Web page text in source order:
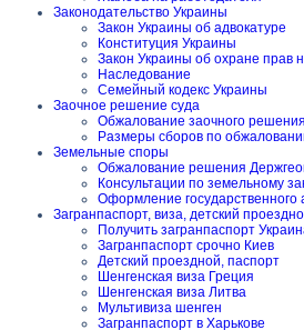
Законодательство Украины
Закон Украины об адвокатуре
Конституция Украины
Закон Украины об охране прав
Наследование
Семейный кодекс Украины
Заочное решение суда
Обжалование заочного решения
Размеры сборов по
Земельные споры
Обжалование решения
Консультации по земельному
Оформление государственного
Загранпаспорт, виза, детский
Получить загранпаспорт
Загранпаспорт срочно Киев
Детский проездной, паспорт
Шенгенская виза Греция
Шенгенская виза Литва
Мультивиза шенген
Загранпаспорт в Харькове